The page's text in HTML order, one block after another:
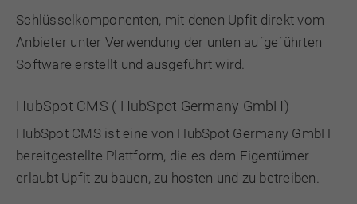
Schlüsselkomponenten, mit denen Upfit direkt vom
Anbieter unter Verwendung der unten aufgeführten
Software erstellt und ausgeführt wird.
HubSpot CMS ( HubSpot Germany GmbH)
HubSpot CMS ist eine von HubSpot Germany GmbH
bereitgestellte Plattform, die es dem Eigentümer
erlaubt Upfit zu bauen, zu hosten und zu betreiben.